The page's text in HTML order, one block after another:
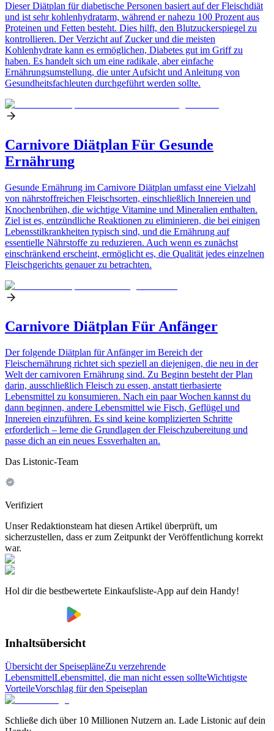
Dieser Diätplan für diabetische Personen basiert auf der Fleischdiät
und ist sehr kohlenhydratarm, während er nahezu 100 Prozent aus
Proteinen und Fetten besteht. Dies hilft, den Blutzuckerspiegel zu
kontrollieren. Der Verzicht auf Zucker und die meisten
Kohlenhydrate kann es ermöglichen, Diabetes gut im Griff zu
haben. Es handelt sich um eine radikale, aber einfache
Ernährungsumstellung, die unter Aufsicht und Anleitung von
Gesundheitsfachleuten durchgeführt werden sollte.
Carnivore Diätplan Für Gesunde
Ernährung
Gesunde Ernährung im Carnivore Diätplan umfasst eine Vielzahl
von nährstoffreichen Fleischsorten, einschließlich Innereien und
Knochenbrühen, die wichtige Vitamine und Mineralien enthalten.
Ziel ist es, entzündliche Reaktionen zu eliminieren, die bei einigen
Lebensstilkrankheiten typisch sind, und die Ernährung auf
essentielle Nährstoffe zu reduzieren. Auch wenn es zunächst
einschränkend erscheint, ermöglicht es, die Qualität jedes einzelnen
Fleischgerichts genauer zu betrachten.
Carnivore Diätplan Für Anfänger
Der folgende Diätplan für Anfänger im Bereich der
Fleischernährung richtet sich speziell an diejenigen, die neu in der
Welt der carnivoren Ernährung sind. Zu Beginn besteht der Plan
darin, ausschließlich Fleisch zu essen, anstatt tierbasierte
Lebensmittel zu konsumieren. Nach ein paar Wochen kannst du
dann beginnen, andere Lebensmittel wie Fisch, Geflügel und
Innereien einzuführen. Es sind keine komplizierten Schritte
erforderlich – lerne die Grundlagen der Fleischzubereitung und
passe dich an ein neues Essverhalten an.
Das Listonic-Team
Verifiziert
Unser Redaktionsteam hat diesen Artikel überprüft, um
sicherzustellen, dass er zum Zeitpunkt der Veröffentlichung korrekt
war.
Hol dir die bestbewertete Einkaufsliste-App auf dein Handy!
Inhaltsübersicht
Übersicht der SpeisepläneZu verzehrende
LebensmittelLebensmittel, die man nicht essen sollteWichtigste
VorteileVorschlag für den Speiseplan
Schließe dich über 10 Millionen Nutzern an. Lade Listonic auf dein